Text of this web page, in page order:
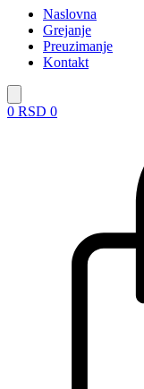
Naslovna
Grejanje
Preuzimanje
Kontakt
0 RSD 0